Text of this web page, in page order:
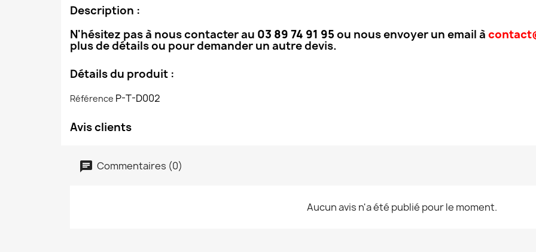
Description :
N'hésitez pas à nous contacter au 03 89 74 91 95 ou nous envoyer un email à
plus de détails ou pour demander un autre devis.
Détails du produit :
Référence P-T-D002
Avis clients
Commentaires (0)
Aucun avis n'a été publié pour le moment.